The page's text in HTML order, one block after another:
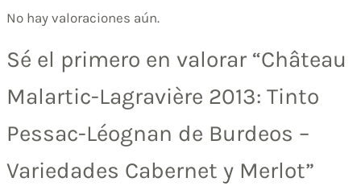
No hay valoraciones aún.
Sé el primero en valorar “Château
Malartic-Lagravière 2013: Tinto
Pessac-Léognan de Burdeos –
Variedades Cabernet y Merlot”